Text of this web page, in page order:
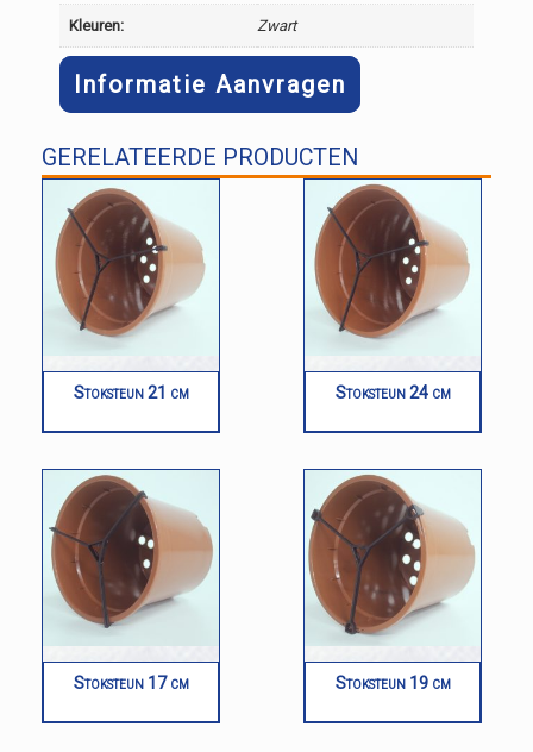
Kleuren: Zwart
Informatie Aanvragen
GERELATEERDE PRODUCTEN
Stoksteun 21 cm Stoksteun 24 cm
Stoksteun 17 cm Stoksteun 19 cm